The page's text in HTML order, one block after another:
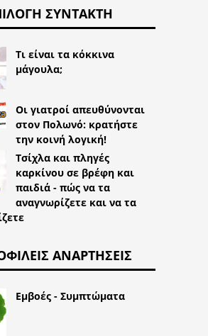
ΣΥΝΤΆΚΤΗ
Τι είναι τα κόκκινα
μάγουλα;
Οι γιατροί απευθύνονται
στον Πολωνό: κρατήστε
την κοινή λογική!
Τσίχλα και πληγές
καρκίνου σε βρέφη και
παιδιά - πώς να τα
αναγνωρίζετε και να τα
ΑΝΑΡΤΉΣΕΙΣ
Εμβοές - Συμπτώματα